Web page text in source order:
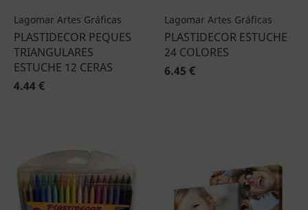
Lagomar Artes Gráficas
PLASTIDECOR PEQUES
TRIANGULARES
ESTUCHE 12 CERAS
4.44 €
Lagomar Artes Gráficas
PLASTIDECOR ESTUCHE
24 COLORES
6.45 €